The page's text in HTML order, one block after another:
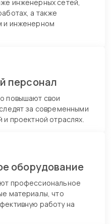
инженерных сетей,
а также
и инженерном
персонал
повышают свои
за современными
проектной отраслях.
оборудование
профессиональное
материалы, что
работу на